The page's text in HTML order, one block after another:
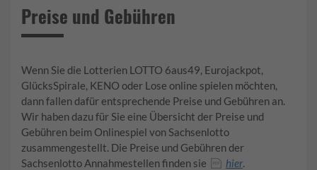
Preise und Gebühren
Wenn Sie die Lotterien LOTTO 6aus49, Eurojackpot,
GlücksSpirale, KENO oder Lose online spielen möchten,
dann fallen dafür entsprechende Preise und Gebühren an.
Wir haben dazu für Sie eine Übersicht der Preise und
Gebühren beim Onlinespiel von Sachsenlotto
zusammengestellt. Die Preise und Gebühren der
Sachsenlotto Annahmestellen finden sie
hier.